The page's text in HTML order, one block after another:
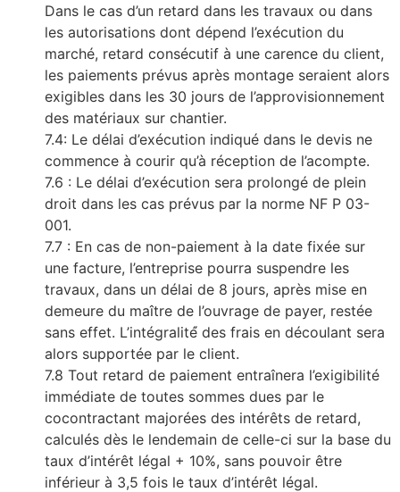
Dans le cas d’un retard dans les travaux ou dans
les autorisations dont dépend l’exécution du
marché, retard consécutif à une carence du client,
les paiements prévus après montage seraient alors
exigibles dans les 30 jours de l’approvisionnement
des matériaux sur chantier.
7.4: Le délai d’exécution indiqué dans le devis ne
commence à courir qu’à réception de l’acompte.
7.6 : Le délai d’exécution sera prolongé de plein
droit dans les cas prévus par la norme NF P 03-
001.
7.7 : En cas de non-paiement à la date fixée sur
une facture, l’entreprise pourra suspendre les
travaux, dans un délai de 8 jours, après mise en
demeure du maître de l’ouvrage de payer, restée
sans effet. L’intégralité́ des frais en découlant sera
alors supportée par le client.
7.8 Tout retard de paiement entraînera l’exigibilité
immédiate de toutes sommes dues par le
cocontractant majorées des intérêts de retard,
calculés dès le lendemain de celle-ci sur la base du
taux d’intérêt légal + 10%, sans pouvoir être
inférieur à 3,5 fois le taux d’intérêt légal.